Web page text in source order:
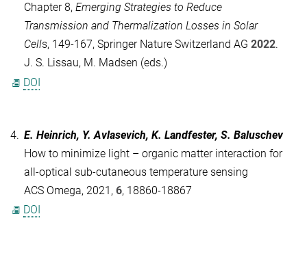
Chapter 8, Emerging Strategies to Reduce
Transmission and Thermalization Losses in Solar
Cells, 149-167, Springer Nature Switzerland AG 2022.
J. S. Lissau, M. Madsen (eds.)
DOI
4. E. Heinrich, Y. Avlasevich, K. Landfester, S. Baluschev
How to minimize light – organic matter interaction for
all-optical sub-cutaneous temperature sensing
ACS Omega, 2021, 6, 18860-18867
DOI